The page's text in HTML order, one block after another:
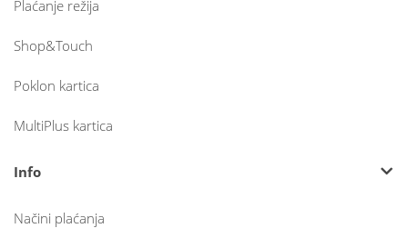
Plaćanje režija
Shop&Touch
Poklon kartica
MultiPlus kartica
Info
Načini plaćanja